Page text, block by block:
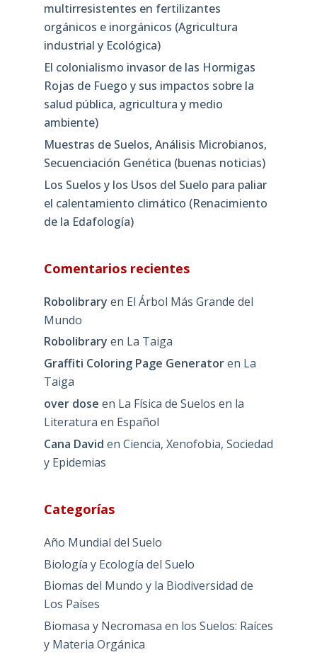
multirresistentes en fertilizantes
orgánicos e inorgánicos (Agricultura
industrial y Ecológica)
El colonialismo invasor de las Hormigas
Rojas de Fuego y sus impactos sobre la
salud pública, agricultura y medio
ambiente)
Muestras de Suelos, Análisis Microbianos,
Secuenciación Genética (buenas noticias)
Los Suelos y los Usos del Suelo para paliar
el calentamiento climático (Renacimiento
de la Edafología)
Comentarios recientes
Robolibrary en El Árbol Más Grande del
Mundo
Robolibrary en La Taiga
Graffiti Coloring Page Generatoren La
Taiga
over dose en La Física de Suelos en la
Literatura en Español
Cana David en Ciencia, Xenofobia, Sociedad
y Epidemias
Categorías
Año Mundial del Suelo
Biología y Ecología del Suelo
Biomas del Mundo y la Biodiversidad de
Los Países
Biomasa y Necromasa en los Suelos: Raíces
y Materia Orgánica